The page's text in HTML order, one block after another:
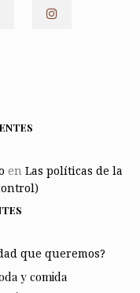
en Las políticas de la
que queremos?
y comida